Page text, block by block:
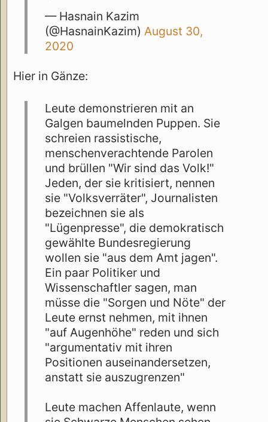
— Hasnain Kazim
(@HasnainKazim) August 30,
2020
Hier in Gänze:
Leute demonstrieren mit an
Galgen baumelnden Puppen. Sie
schreien rassistische,
menschenverachtende Parolen
und brüllen "Wir sind das Volk!"
Jeden, der sie kritisiert, nennen
sie "Volksverräter", Journalisten
bezeichnen sie als
"Lügenpresse", die demokratisch
gewählte Bundesregierung
wollen sie "aus dem Amt jagen".
Ein paar Politiker und
Wissenschaftler sagen, man
müsse die "Sorgen und Nöte" der
Leute ernst nehmen, mit ihnen
"auf Augenhöhe" reden und sich
"argumentativ mit ihren
Positionen auseinandersetzen,
anstatt sie auszugrenzen"
Leute machen Affenlaute, wenn